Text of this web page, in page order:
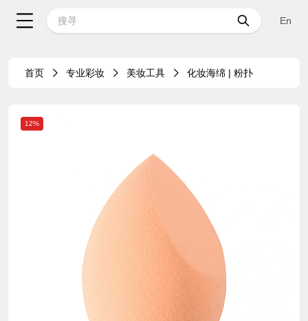
En
首页 专业彩妆 美妆工具 化妆海绵 | 粉扑
12%